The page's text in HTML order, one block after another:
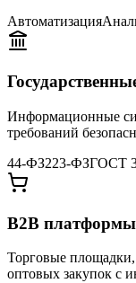
Автоматизация
Информационные
требований
44-ФЗ223-ФЗГОСТ
B2B
Торговые
оптовых закупок с